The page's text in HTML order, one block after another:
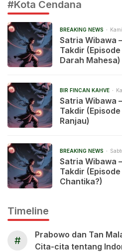
#Kota Cendana
BREAKING NEWS
Satria Wibawa
Takdir
Darah Mahesa)
BIR FINCAN KAHVE
Satria Wibawa
Takdir
Ranjau)
BREAKING NEWS
Satria Wibawa
Takdir
Chantika?)
Timeline
#
Prabowo dan Tan
Cita-cita tentang